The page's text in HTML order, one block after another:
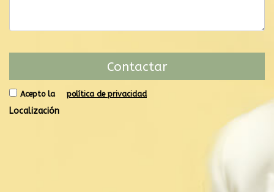
Acepto la política de privacidad
Localización